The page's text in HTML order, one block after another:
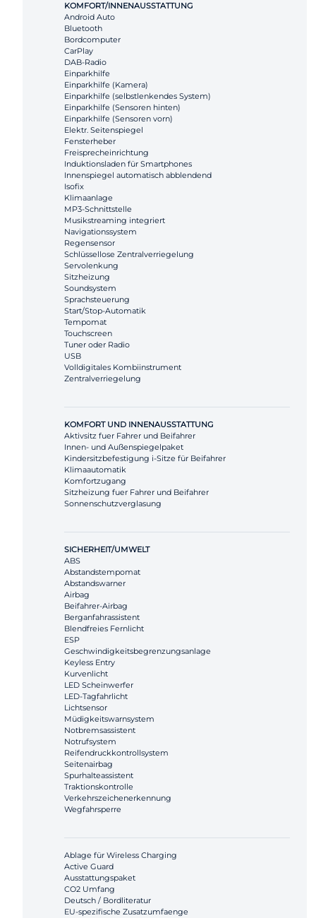
KOMFORT/INNENAUSSTATTUNG
Android Auto
Bluetooth
Bordcomputer
CarPlay
DAB-Radio
Einparkhilfe
Einparkhilfe (Kamera)
Einparkhilfe (selbstlenkendes System)
Einparkhilfe (Sensoren hinten)
Einparkhilfe (Sensoren vorn)
Elektr. Seitenspiegel
Fensterheber
Freisprecheinrichtung
Induktionsladen für Smartphones
Innenspiegel automatisch abblendend
Isofix
Klimaanlage
MP3-Schnittstelle
Musikstreaming integriert
Navigationssystem
Regensensor
Schlüssellose Zentralverriegelung
Servolenkung
Sitzheizung
Soundsystem
Sprachsteuerung
Start/Stop-Automatik
Tempomat
Touchscreen
Tuner oder Radio
USB
Volldigitales Kombiinstrument
Zentralverriegelung
KOMFORT UND INNENAUSSTATTUNG
Aktivsitz fuer Fahrer und Beifahrer
Innen- und Außenspiegelpaket
Kindersitzbefestigung i-Sitze für Beifahrer
Klimaautomatik
Komfortzugang
Sitzheizung fuer Fahrer und Beifahrer
Sonnenschutzverglasung
SICHERHEIT/UMWELT
ABS
Abstandstempomat
Abstandswarner
Airbag
Beifahrer-Airbag
Berganfahrassistent
Blendfreies Fernlicht
ESP
Geschwindigkeitsbegrenzungsanlage
Keyless Entry
Kurvenlicht
LED Scheinwerfer
LED-Tagfahrlicht
Lichtsensor
Müdigkeitswarnsystem
Notbremsassistent
Notrufsystem
Reifendruckkontrollsystem
Seitenairbag
Spurhalteassistent
Traktionskontrolle
Verkehrszeichenerkennung
Wegfahrsperre
Ablage für Wireless Charging
Active Guard
Ausstattungspaket
CO2 Umfang
Deutsch / Bordliteratur
EU-spezifische Zusatzumfaenge